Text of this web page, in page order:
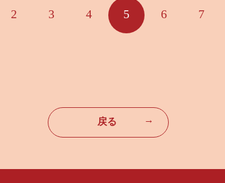
2 3 4 5 6 7
戻る →